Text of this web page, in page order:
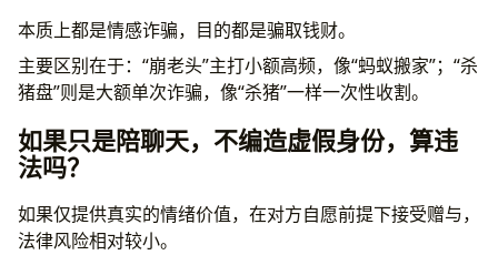
本质上都是情感诈骗，目的都是骗取钱财。
主要区别在于：“崩老头”主打小额高频，像“蚂蚁搬家”；“杀
猪盘”则是大额单次诈骗，像“杀猪”一样一次性收割。
如果只是陪聊天，不编造虚假身份，算违
法吗？
如果仅提供真实的情绪价值，在对方自愿前提下接受赠与，
法律风险相对较小。